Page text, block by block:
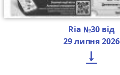
Ria №30 від
29 липня 2026
